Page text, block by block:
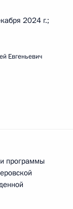
2024 г.;
Евгеньевич
программы